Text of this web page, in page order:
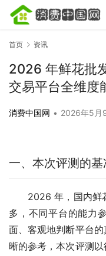
首页 资讯
2026 年鲜花批
交易平台全维度
消费中国网 • 2026年5月
一、本次评测的
2026 年，国内鲜
多，不同平台的能力
面、客观地判断平台
晰的参考，本次评测